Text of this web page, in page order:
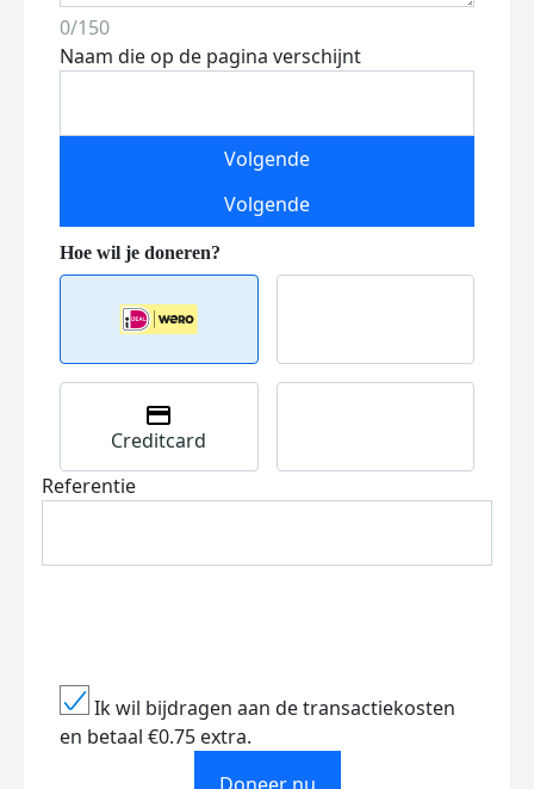
0/150
Naam die op de pagina verschijnt
Volgende
Volgende
Creditcard
Referentie
Ik wil bijdragen aan de transactiekosten
en betaal €0.75 extra.
Doneer nu